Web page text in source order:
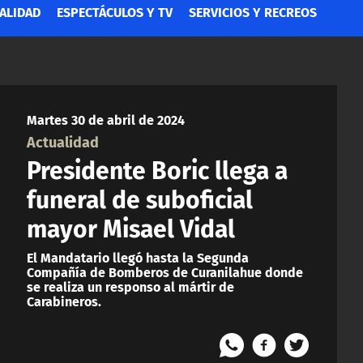
ESPECTÁCULOS Y TV SERVICIOS Y RECREOS
Martes 30 de abril de 2024
Actualidad
Presidente Boric llega a
funeral de suboficial
mayor Misael Vidal
El Mandatario llegó hasta la Segunda
Compañía de Bomberos de Curanilahue donde
se realiza un responso al mártir de
Carabineros.